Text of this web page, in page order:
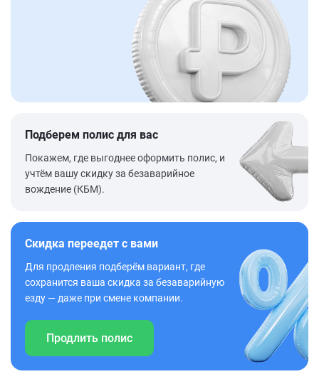
Подберем полис для вас
Покажем, где выгоднее оформить полис, и
учтём вашу скидку за безаварийное
вождение (КБМ).
Скидка переедет с вами
Для продления подберём вариант, где
сохранится ваша скидка за безаварийную
езду — даже при смене компании.
Продлить полис